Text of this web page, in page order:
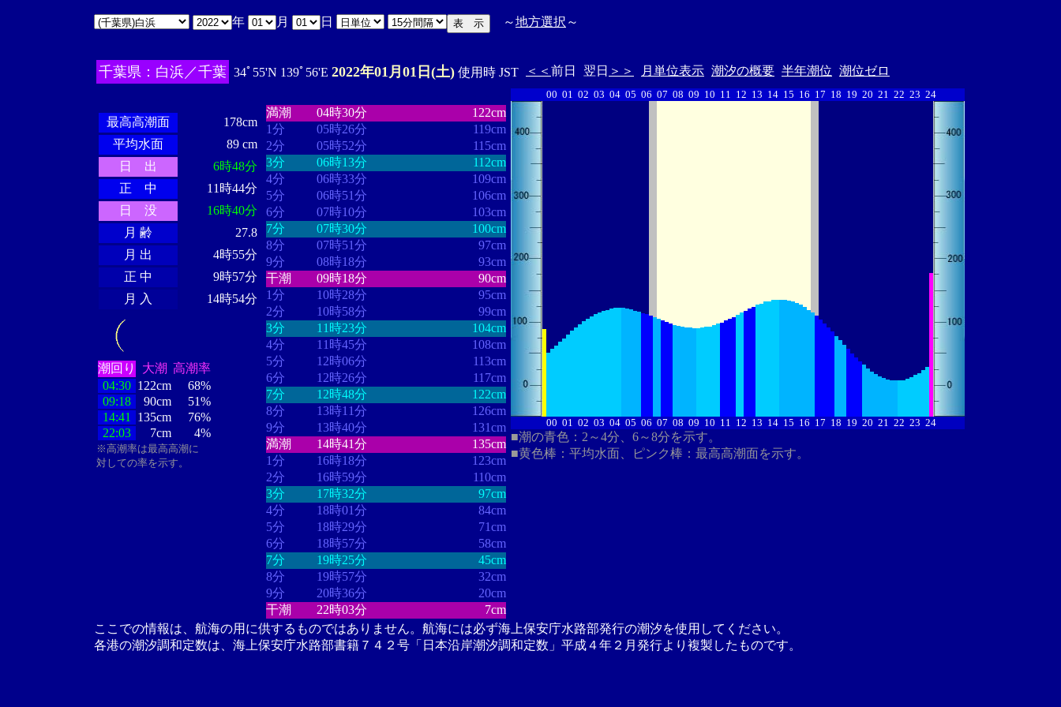
年 月 日 ～地方選択 ～
千葉県：白浜／千葉 34ﾟ55'N 139ﾟ56'E 2022年01月01日(土) 使用時 JST ＜＜ 前日 翌日 ＞＞ 月単位表示 潮汐の概要 半年潮位 潮位ゼロ
最高高潮面
178cm
平均水面
89 cm
日 出
6時48分
正 中
11時44分
日 没
16時40分
月 齢
27.8
月 出
4時55分
正 中
9時57分
月 入
14時54分
潮回り 大潮 高潮率
04:30 122cm
68%
09:18
90cm
51%
14:41
135cm
76%
22:03
7cm 4%
※高潮率は最高高潮に
対しての率を示す。
満潮
04時30分
122cm
1分
05時26分
119cm
2分
05時52分
115cm
3分
06時13分
112cm
4分
06時33分
109cm
5分
06時51分
106cm
6分
07時10分
103cm
7分
07時30分
100cm
8分
07時51分
97cm
9分
08時18分
93cm
干潮
09時18分
90cm
1分
10時28分
95cm
2分
10時58分
99cm
3分
11時23分
104cm
4分
11時45分
108cm
5分
12時06分
113cm
6分
12時26分
117cm
7分
12時48分
122cm
8分
13時11分
126cm
9分
13時40分
131cm
満潮
14時41分
135cm
1分
16時18分
123cm
2分
16時59分
110cm
3分
17時32分
97cm
4分
18時01分
84cm
5分
18時29分
71cm
6分
18時57分
58cm
7分
19時25分
45cm
8分
19時57分
32cm
9分
20時36分
20cm
干潮
22時03分 7cm
00 01 02 03 04 05 06 07 08 09 10 11 12 13 14 15 16 17 18 19 20 21 22 23 24
00 01 02 03 04 05 06 07 08 09 10 11 12 13 14 15 16 17 18 19 20 21 22 23 24
■潮の青色：2～4分、6～8分を示す。
■黄色棒：平均水面、ピンク棒：最高高潮面を示す。
ここでの情報は、航海の用に供するものではありません。航海には必ず海上保安庁水路部発行の潮汐を使用してください。
各港の潮汐調和定数は、海上保安庁水路部書籍７４２号「日本沿岸潮汐調和定数」平成４年２月発行より複製したものです。